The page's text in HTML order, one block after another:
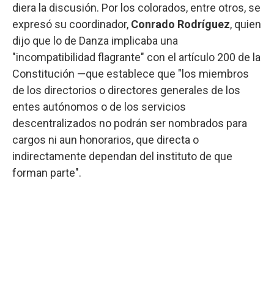
diera la discusión. Por los colorados, entre otros, se
expresó su coordinador, Conrado Rodríguez, quien
dijo que lo de Danza implicaba una
"incompatibilidad flagrante" con el artículo 200 de la
Constitución —que establece que "los miembros
de los directorios o directores generales de los
entes autónomos o de los servicios
descentralizados no podrán ser nombrados para
cargos ni aun honorarios, que directa o
indirectamente dependan del instituto de que
forman parte".